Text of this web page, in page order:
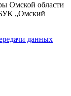
Омской области
„Омский
данных